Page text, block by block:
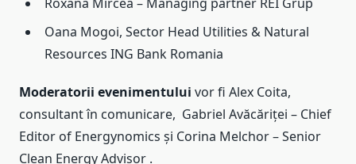
Oana Mogoi, Sector Head Utilities & Natural
Resources ING Bank Romania
Moderatorii evenimentului vor fi Alex Coita,
consultant în comunicare, Gabriel Avăcăriței – Chief
Editor of Energynomics și Corina Melchor – Senior
Clean Energy Advisor .